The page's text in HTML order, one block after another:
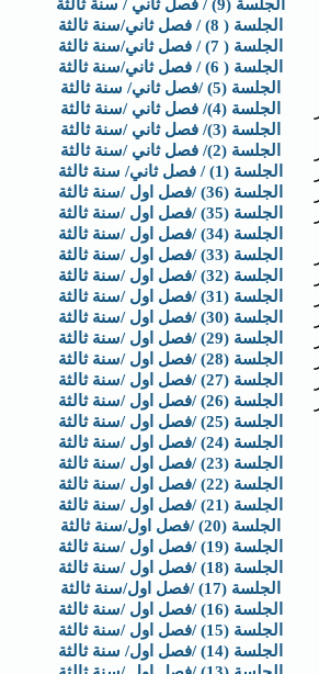
الجلسة (9) / فصل ثاني / سنة ثالثة
الجلسة ( 8) / فصل ثاني/سنة ثالثة
الجلسة ( 7) / فصل ثاني/سنة ثالثة
الجلسة ( 6) / فصل ثاني/سنة ثالثة
الجلسة (5) /فصل ثاني/ سنة ثالثة
الجلسة (4)/ فصل ثاني /سنة ثالثة
الجلسة (3)/ فصل ثاني /سنة ثالثة
الجلسة (2)/ فصل ثاني /سنة ثالثة
الجلسة (1) / فصل ثاني/ سنة ثالثة
الجلسة (36) /فصل اول /سنة ثالثة
الجلسة (35) /فصل اول /سنة ثالثة
الجلسة (34) /فصل اول /سنة ثالثة
الجلسة (33) /فصل اول /سنة ثالثة
الجلسة (32) /فصل اول /سنة ثالثة
الجلسة (31) /فصل اول /سنة ثالثة
الجلسة (30) /فصل اول /سنة ثالثة
الجلسة (29) /فصل اول /سنة ثالثة
الجلسة (28) /فصل اول /سنة ثالثة
الجلسة (27) /فصل اول /سنة ثالثة
الجلسة (26) /فصل اول /سنة ثالثة
الجلسة (25) /فصل اول /سنة ثالثة
الجلسة (24) /فصل اول /سنة ثالثة
الجلسة (23) /فصل اول /سنة ثالثة
الجلسة (22) /فصل اول /سنة ثالثة
الجلسة (21) /فصل اول /سنة ثالثة
الجلسة (20) /فصل اول/سنة ثالثة
الجلسة (19) /فصل اول /سنة ثالثة
الجلسة (18) /فصل اول /سنة ثالثة
الجلسة (17) /فصل اول/سنة ثالثة
الجلسة (16) /فصل اول /سنة ثالثة
الجلسة (15) /فصل اول /سنة ثالثة
الجلسة (14) /فصل اول/ سنة ثالثة